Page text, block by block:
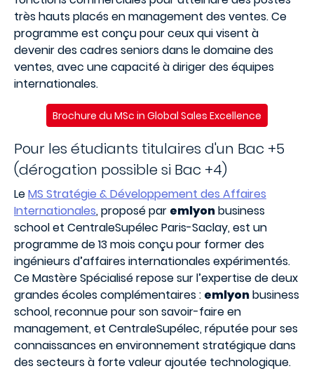
très hauts placés en management des ventes. Ce
programme est conçu pour ceux qui visent à
devenir des cadres seniors dans le domaine des
ventes, avec une capacité à diriger des équipes
internationales.
Brochure du MSc in Global Sales Excellence
Pour les étudiants titulaires d'un Bac +5
(dérogation possible si Bac +4)
LeMS Stratégie & Développement des Affaires
Internationales, proposé par emlyonbusiness
school et CentraleSupélec Paris-Saclay, est un
programme de 13 mois conçu pour former des
ingénieurs d’affaires internationales expérimentés.
Ce Mastère Spécialisé repose sur l’expertise de deux
grandes écoles complémentaires : emlyonbusiness
school, reconnue pour son savoir-faire en
management, et CentraleSupélec, réputée pour ses
connaissances en environnement stratégique dans
des secteurs à forte valeur ajoutée technologique.